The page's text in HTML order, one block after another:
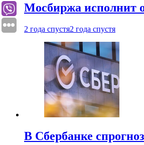
Мосбиржа исполнит
2 года спустя2 года спустя
В Сбербанке